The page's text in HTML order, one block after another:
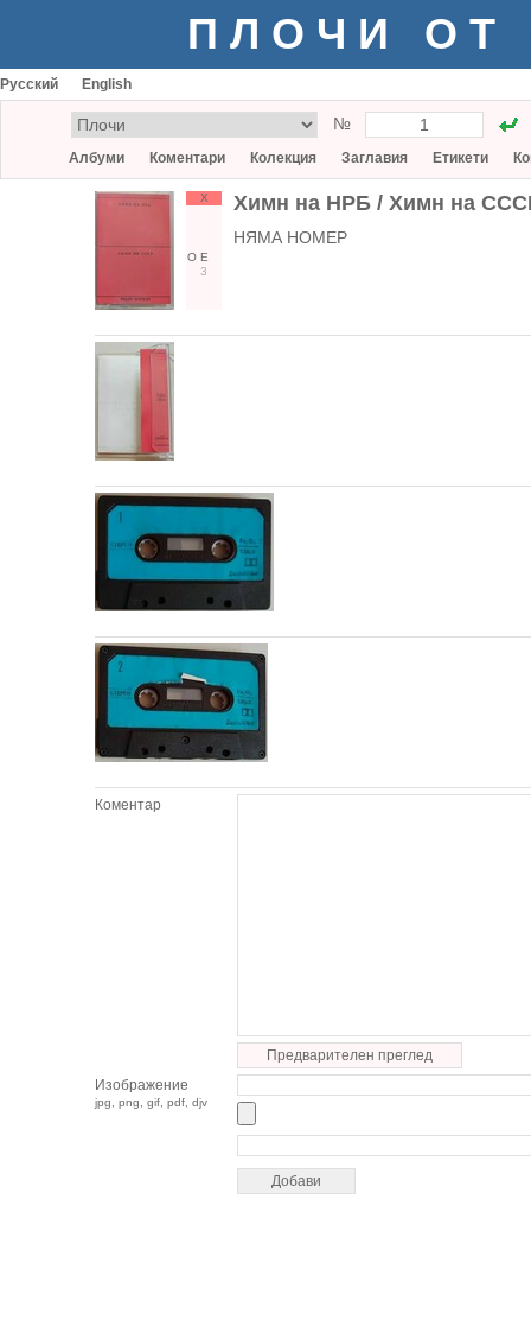
ПЛОЧИ ОТ
Русский English
№
Албуми Коментари Колекция Заглавия Етикети
Х
О Е
3
Химн на НРБ / Химн на
НЯМА НОМЕР
Коментар
Предварителен преглед
Изображение
jpg, png, gif, pdf, djv